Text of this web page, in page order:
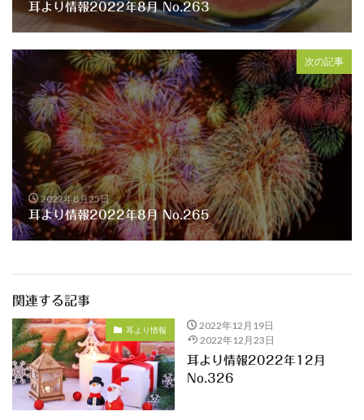
耳より情報2022年8月 No.263
次の記事
2022年8月25日
耳より情報2022年8月 No.265
関連する記事
耳より情報
2022年12月19日
2022年12月23日
耳より情報2022年12月
No.326